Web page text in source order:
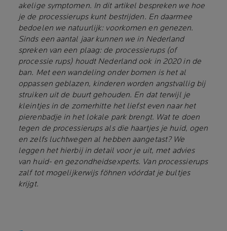
akelige symptomen. In dit artikel bespreken we hoe
je de processierups kunt bestrijden. En daarmee
bedoelen we natuurlijk: voorkomen en genezen.
Sinds een aantal jaar kunnen we in Nederland
spreken van een plaag: de processierups (of
processie rups) houdt Nederland ook in 2020 in de
ban. Met een wandeling onder bomen is het al
oppassen geblazen, kinderen worden angstvallig bij
struiken uit de buurt gehouden. En dat terwijl je
kleintjes in de zomerhitte het liefst even naar het
pierenbadje in het lokale park brengt. Wat te doen
tegen de processierups als die haartjes je huid, ogen
en zelfs luchtwegen al hebben aangetast? We
leggen het hierbij in detail voor je uit, met advies
van huid- en gezondheidsexperts. Van processierups
zalf tot mogelijkerwijs föhnen vóórdat je bultjes
krijgt.